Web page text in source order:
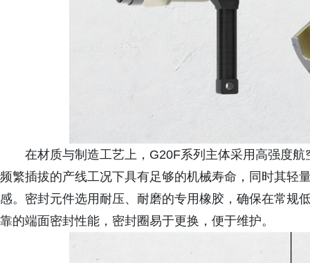
在材质与制造工艺上，G20F系列主体采用高强度
频繁插拔的产线工况下具有足够的机械寿命，同时其轻
感。密封元件选用耐压、耐磨的专用橡胶，确保在常规
靠的端面密封性能，密封圈易于更换，便于维护。